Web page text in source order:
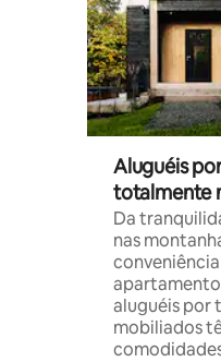
Aluguéis
totalmente
Da
nas
aluguéis por
mobiliados